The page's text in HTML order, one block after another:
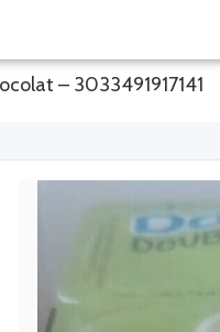
– 3033491917141